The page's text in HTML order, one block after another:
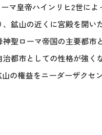
マ皇帝ハインリヒ2世に
鉱山の近くに宮殿を開い
聖ローマ帝国の主要都市
都市としての性格が強く
の権益をニーダーザクセ